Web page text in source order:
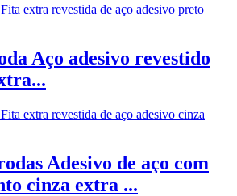
Aço adesivo revestido
Adesivo de aço com
cinza extra ...